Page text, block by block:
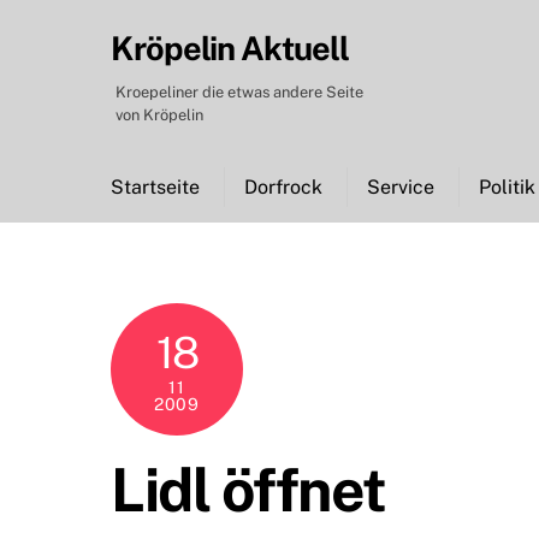
Kröpelin Aktuell
Kroepeliner die etwas andere Seite
von Kröpelin
Startseite Dorfrock Service Politik
18
11
2009
Lidl öffnet